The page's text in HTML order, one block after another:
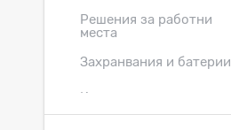
Решения за работни
места
Захранвания и батерии
Ключове и контакти